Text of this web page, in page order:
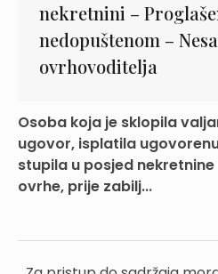
nekretnini –
nedopuštenom –
ovrhovoditelja
Osoba koja je sklopila
ugovor, isplatila
stupila u posjed
ovrhe, prije zabilj...